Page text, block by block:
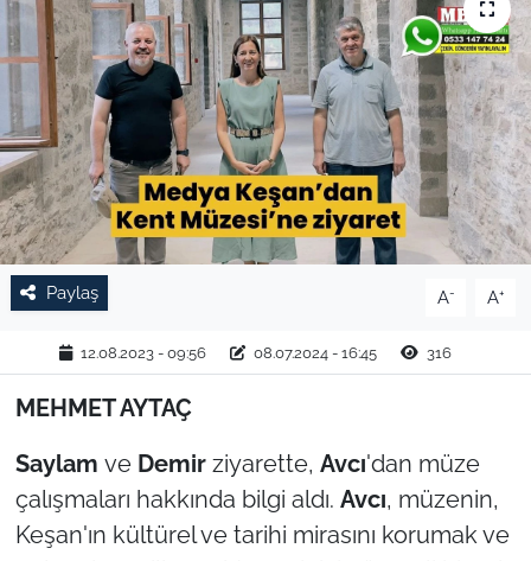
Paylaş A- A+
12.08.2023 - 09:56 08.07.2024 - 16:45 316
MEHMET AYTAÇ
Saylam ve Demirziyarette, Avcı'dan müze
çalışmaları hakkında bilgi aldı. Avcı, müzenin,
Keşan'ın kültürel ve tarihi mirasını korumak ve
EĞİTİM
TARIM VE HAYVANCILIK
KÜLTÜR SANAT
RESMİ İLAN
SPOR
YAŞAM
EDİRNE
KIRKLARELİ